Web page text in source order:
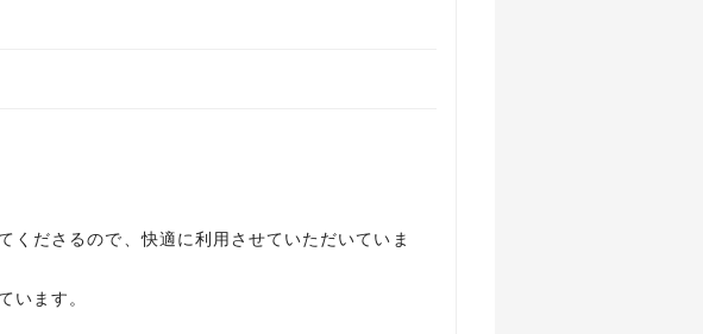
くださるので、快適に利用させていただいていま